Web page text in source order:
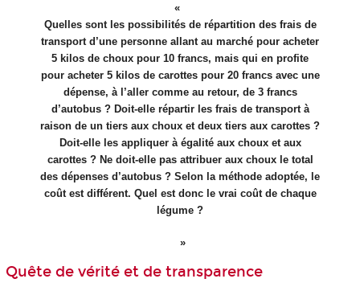
Quelles sont les possibilités de répartition des frais de
transport d’une personne allant au marché pour acheter
5 kilos de choux pour 10 francs, mais qui en profite
pour acheter 5 kilos de carottes pour 20 francs avec une
dépense, à l’aller comme au retour, de 3 francs
d’autobus ? Doit-elle répartir les frais de transport à
raison de un tiers aux choux et deux tiers aux carottes ?
Doit-elle les appliquer à égalité aux choux et aux
carottes ? Ne doit-elle pas attribuer aux choux le total
des dépenses d’autobus ? Selon la méthode adoptée, le
coût est différent. Quel est donc le vrai coût de chaque
légume ?
Quête de vérité et de transparence